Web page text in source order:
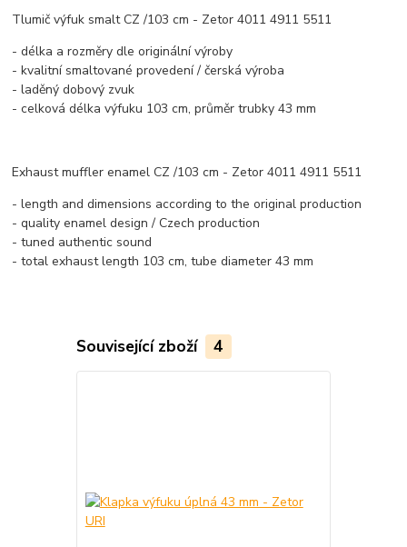
Tlumič výfuk smalt CZ /103 cm - Zetor 4011 4911 5511
- délka a rozměry dle originální výroby
- kvalitní smaltované provedení / čerská výroba
- laděný dobový zvuk
- celková délka výfuku 103 cm, průměr trubky 43 mm
Exhaust muffler enamel CZ /103 cm - Zetor 4011 4911 5511
- length and dimensions according to the original production
- quality enamel design / Czech production
- tuned authentic sound
- total exhaust length 103 cm, tube diameter 43 mm
Související zboží 4